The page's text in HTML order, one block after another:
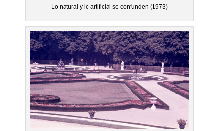
Lo natural y lo artificial se confunden (1973)